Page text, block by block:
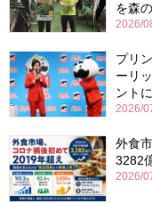
を森
2026/
プリ
ーリ
ント
2026/
外食
3282
2026/